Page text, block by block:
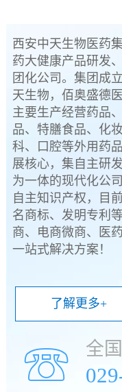
西安中天生物医药
药大健康产品研发
团化公司。集团成
天生物，佰奥盛德
主要生产经营药品
品、特膳食品、化
科、口腔等外用药
展核心，集自主研
为一体的现代化公
自主知识产权，目
名商标、发明专利
商、电商微商、医
一站式解决方案！
了解更多+
☏ 全